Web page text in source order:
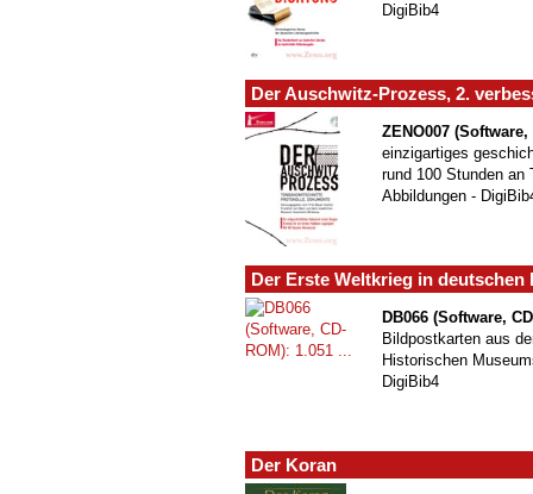
DigiBib4
Der Auschwitz-Prozess, 2.
ZENO007 (Software,
einzigartiges
rund 100 Stunden an
Abbildungen -
Der Erste Weltkrieg in
DB066 (Software,
Bildpostkarten aus
Historischen
DigiBib4
Der Koran